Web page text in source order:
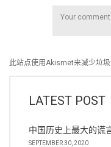
此站点使用Akismet来减少垃圾
LATEST POST
中国历史上最大的谎
SEPTEMBER 30, 2020